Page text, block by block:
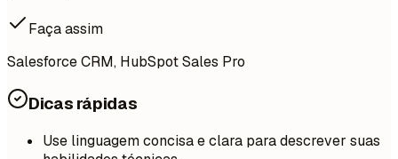
Faça assim
Salesforce CRM, HubSpot Sales Pro
Dicas rápidas
Use linguagem concisa e clara para descrever suas